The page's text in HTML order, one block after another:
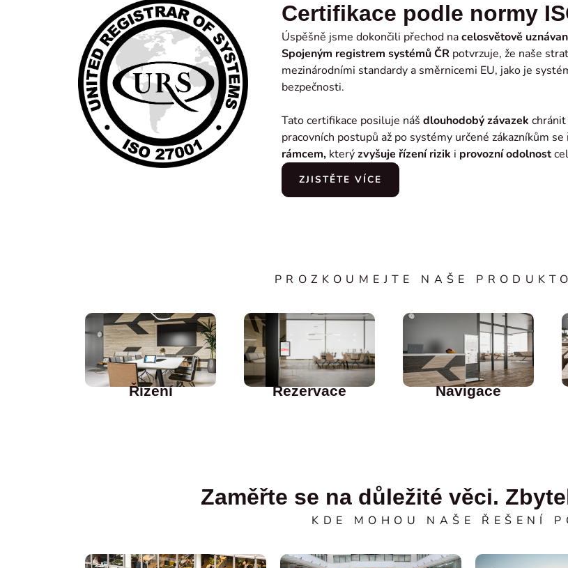
Certifikace podle normy
Úspěšně jsme dokončili přechod nacelosvětově
Spojeným registrem systémů ČR potvrzuje, že naše
mezinárodními standardy a směrnicemi EU, jako je
bezpečnosti.
Tato certifikace posiluje náš dlouhodobý závazek chránit
pracovních postupů až po systémy určené zákazníkům
rámcem,kterýzvyšuje řízení rizik i provozní odolnost
ZJISTĚTE VÍCE
PROZKOUMEJTE NAŠE
Řízení Rezervace Navigace
Zaměřte se na důležité věci.
KDE MOHOU NAŠE ŘEŠENÍ